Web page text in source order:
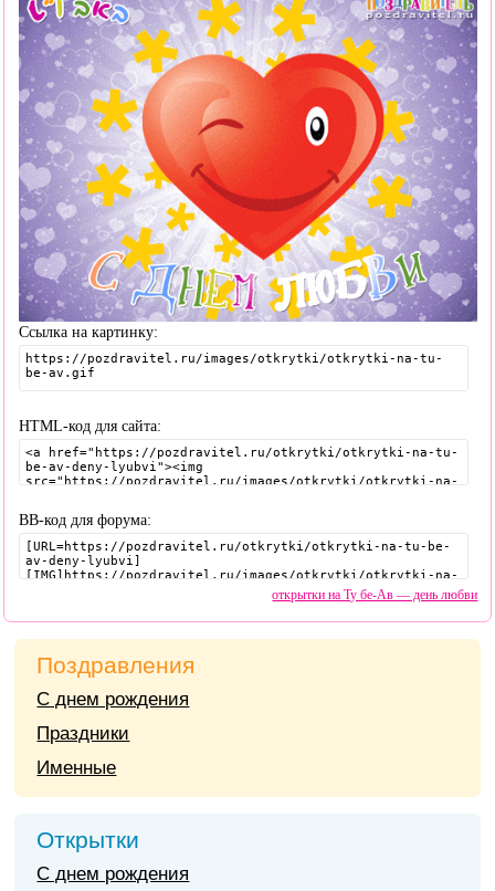
Ссылка на картинку:
HTML-код для сайта:
BB-код для форума:
открытки на Ту бе-Ав — день любви
Поздравления
С днем рождения
Праздники
Именные
Открытки
С днем рождения